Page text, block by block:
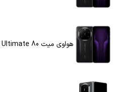
هواوی میت 80 RS Ultimate ظرفیت 512GB رم 20GB